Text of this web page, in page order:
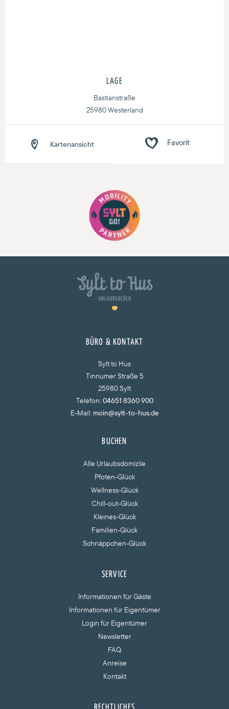
LAGE
Bastianstraße
25980 Westerland
Kartenansicht
BÜRO & KONTAKT
Sylt to Hus
Tinnumer Straße 5
25980 Sylt
Telefon: 04651 8360 900
E-Mail: moin@sylt-to-hus.de
BUCHEN
Alle Urlaubsdomizile
Pfoten-Glück
Wellness-Glück
Chill-out-Glück
Kleines-Glück
Familien-Glück
Schnäppchen-Glück
SERVICE
Informationen für Gäste
Informationen für Eigentümer
Login für Eigentümer
Newsletter
FAQ
Anreise
Kontakt